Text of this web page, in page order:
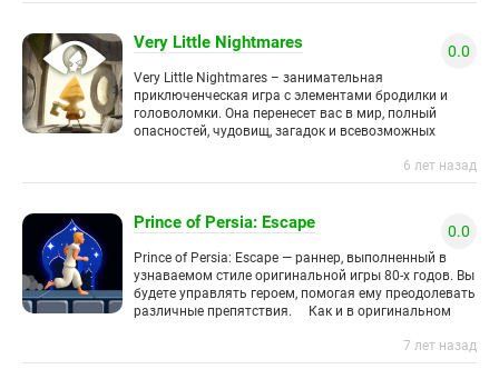
Very Little Nightmares 0.0
Very Little Nightmares – занимательная
приключенческая игра с элементами бродилки и
головоломки. Она перенесет вас в мир, полный
опасностей, чудовищ, загадок и всевозможных
6 лет назад
Prince of Persia: Escape 0.0
Prince of Persia: Escape — раннер, выполненный в
узнаваемом стиле оригинальной игры 80-х годов. Вы
будете управлять героем, помогая ему преодолевать
различные препятствия. Как и в оригинальном
7 лет назад